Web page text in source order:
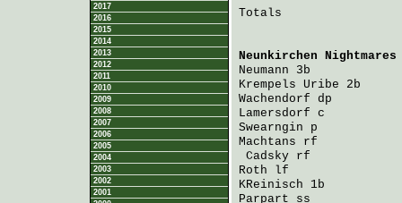
2017
2016
2015
2014
2013
2012
2011
2010
2009
2008
2007
2006
2005
2004
2003
2002
2001
Totals
Neunkirchen Nightmares
Neumann 3b
Krempels Uribe 2b
Wachendorf dp
Lamersdorf c
Swearngin p
Machtans rf
Cadsky rf
Roth lf
KReinisch 1b
Parpart ss